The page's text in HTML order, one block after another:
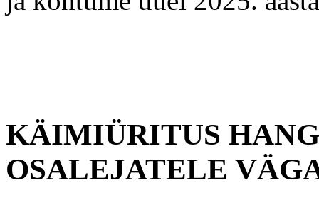
KÄIMIÜRITUS
OSALEJATELE